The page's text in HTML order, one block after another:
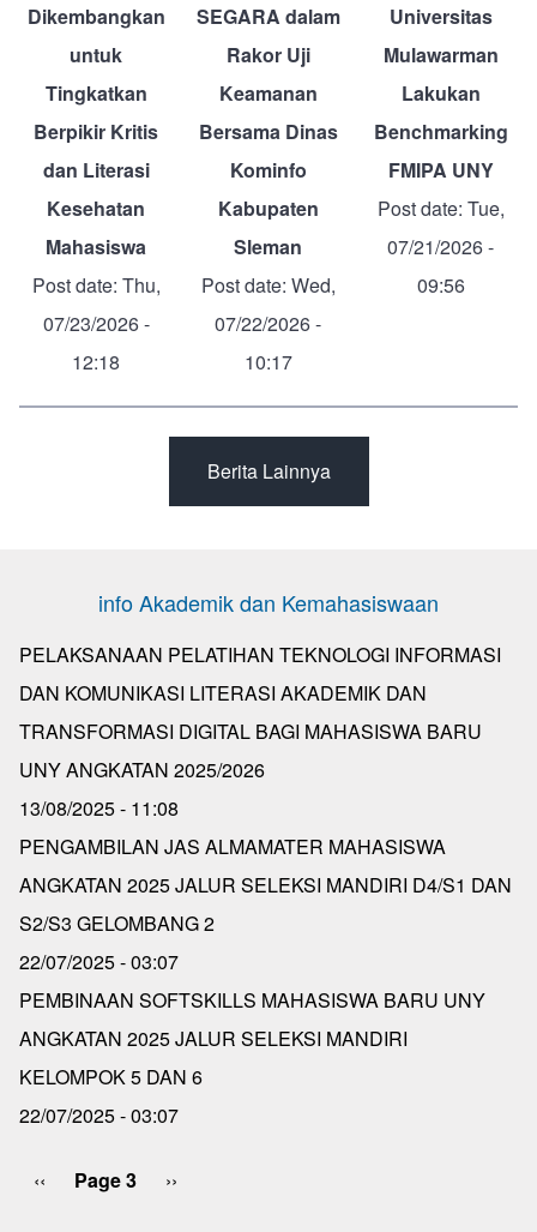
Dikembangkan
untuk
Tingkatkan
Berpikir Kritis
dan Literasi
Kesehatan
Mahasiswa
Post date: Thu,
07/23/2026 -
12:18
SEGARA dalam
Rakor Uji
Keamanan
Bersama Dinas
Kominfo
Kabupaten
Sleman
Post date: Wed,
07/22/2026 -
10:17
Universitas
Mulawarman
Lakukan
Benchmarking
FMIPA UNY
Post date: Tue,
07/21/2026 -
09:56
Berita Lainnya
info Akademik dan Kemahasiswaan
PELAKSANAAN PELATIHAN TEKNOLOGI INFORMASI
DAN KOMUNIKASI LITERASI AKADEMIK DAN
TRANSFORMASI DIGITAL BAGI MAHASISWA BARU
UNY ANGKATAN 2025/2026
13/08/2025 - 11:08
PENGAMBILAN JAS ALMAMATER MAHASISWA
ANGKATAN 2025 JALUR SELEKSI MANDIRI D4/S1 DAN
S2/S3 GELOMBANG 2
22/07/2025 - 03:07
PEMBINAAN SOFTSKILLS MAHASISWA BARU UNY
ANGKATAN 2025 JALUR SELEKSI MANDIRI
KELOMPOK 5 DAN 6
22/07/2025 - 03:07
Pagination
Previous
‹‹ Page 3
Next
››